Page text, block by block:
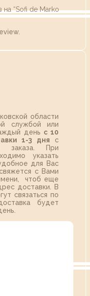
на “Sofi de Marko
области
службой или
день с 10
1-3 дня с
заказа. При
указать
для Вас
с Вами
чтоб еще
доставки. В
связаться по
будет